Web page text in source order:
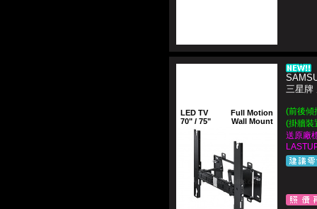
LED TV
70" / 75"
Full Motion
Wall Mount
三星牌
(前後傾
(掛牆裝
送原廠